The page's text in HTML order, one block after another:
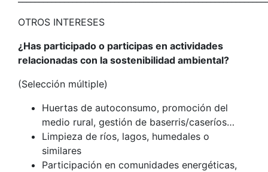
OTROS INTERESES
¿Has participado o participas en actividades
relacionadas con la sostenibilidad ambiental?
(Selección múltiple)
Huertas de autoconsumo, promoción del
medio rural, gestión de baserris/caseríos…
Limpieza de ríos, lagos, humedales o
similares
Participación en comunidades energéticas,